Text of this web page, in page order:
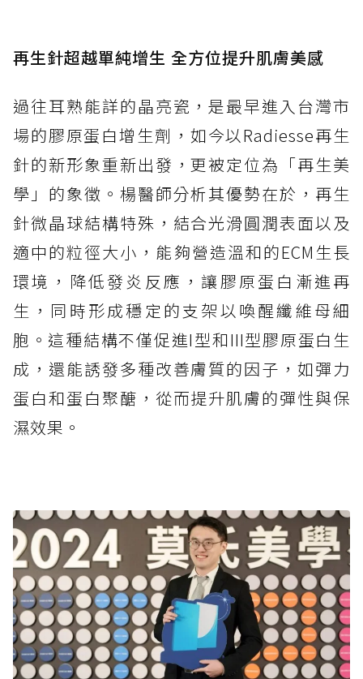
再生針超越單純增生 全方位提升肌膚美感
過往耳熟能詳的晶亮瓷，是最早進入台灣市
場的膠原蛋白增生劑，如今以Radiesse再生
針的新形象重新出發，更被定位為「再生美
學」的象徵。楊醫師分析其優勢在於，再生
針微晶球結構特殊，結合光滑圓潤表面以及
適中的粒徑大小，能夠營造溫和的ECM生長
環境，降低發炎反應，讓膠原蛋白漸進再
生，同時形成穩定的支架以喚醒纖維母細
胞。這種結構不僅促進I型和III型膠原蛋白生
成，還能誘發多種改善膚質的因子，如彈力
蛋白和蛋白聚醣，從而提升肌膚的彈性與保
濕效果​。